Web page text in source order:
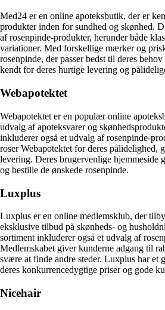
Med24 er en online apoteksbutik, der er
produkter inden for sundhed og skønhed.
af rosenpinde-produkter, herunder både
variationer. Med forskellige mærker og
rosenpinde, der passer bedst til deres
kendt for deres hurtige levering og
Webapotektet
Webapotektet er en populær online
udvalg af apoteksvarer og
inkluderer også et udvalg af rosenpinde-
roser Webapotektet for deres pålidelighed,
levering. Deres brugervenlige hjemmeside
og bestille de ønskede rosenpinde.
Luxplus
Luxplus er en online medlemsklub, der
eksklusive tilbud på skønheds- og
sortiment inkluderer også et udvalg af
Medlemskabet giver kunderne adgang til
svære at finde andre steder. Luxplus har et
deres konkurrencedygtige priser og gode
Nicehair